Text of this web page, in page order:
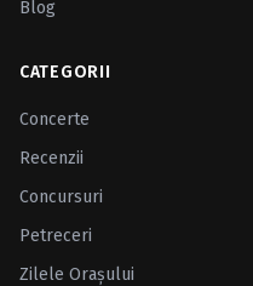
Blog
CATEGORII
Concerte
Recenzii
Concursuri
Petreceri
Zilele Oraşului